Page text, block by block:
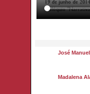
José
Madalena